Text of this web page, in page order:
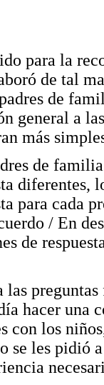
para la
de tal
de
general a
más
de
diferentes,
para cada
/ En
de
hacer una
con los
se les pidió